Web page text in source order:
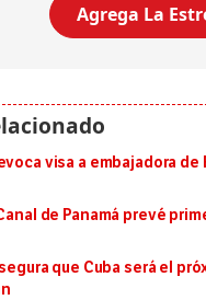
Agrega La
visa a embajadora
de Panamá prevé
que Cuba será el